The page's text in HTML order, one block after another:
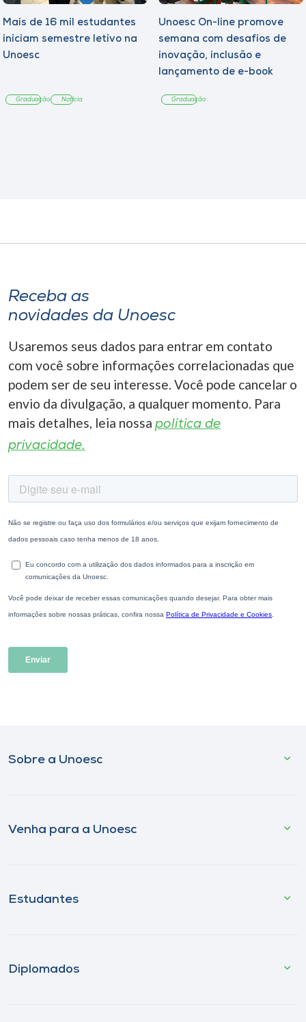
Mais de 16 mil estudantes
iniciam semestre letivo na
Unoesc
Graduação Notícia
Unoesc On-line promove
semana com desafios de
inovação, inclusão e
lançamento de e-book
Graduação
Receba as
novidades da Unoesc
Usaremos seus dados para entrar em contato
com você sobre informações correlacionadas que
podem ser de seu interesse. Você pode cancelar o
envio da divulgação, a qualquer momento. Para
mais detalhes, leia nossa política de
privacidade.
Sobre a Unoesc
Venha para a Unoesc
Estudantes
Diplomados